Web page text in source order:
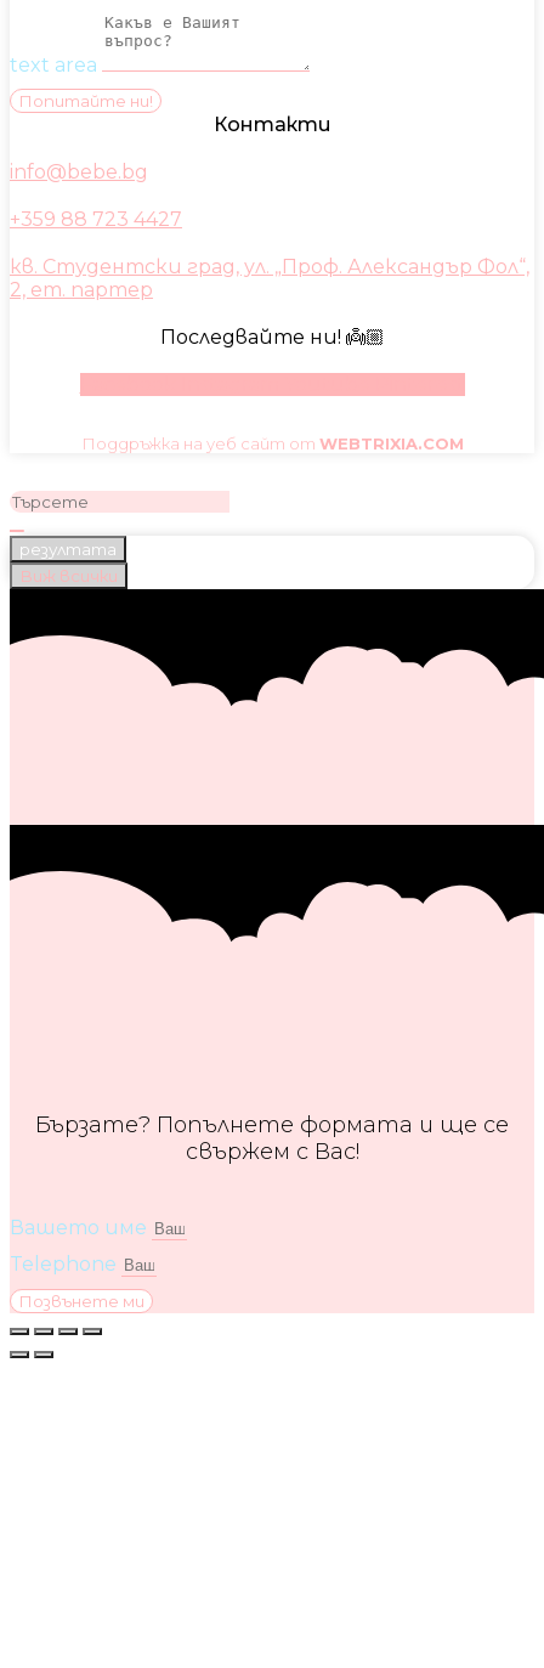
text area
Попитайте ни!
Контакти
info@bebe.bg
+359 88 723 4427
кв. Студентски град, ул. „Проф. Александър Фол“,
2, ет. партер
Последвайте ни! 👼🏼
Поддръжка на уеб сайт от WEBTRIXIA.COM
резултата
Виж всички
Бързате? Попълнете формата и ще се
свържем с Вас!
Вашето име
Telephone
Позвънете ми